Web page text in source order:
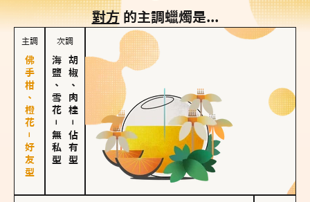
對方的主調蠟燭是...
主調
佛手柑、橙花－好友型
次調
海鹽、雪花
－
無私型
胡椒、肉桂
－
佔有型